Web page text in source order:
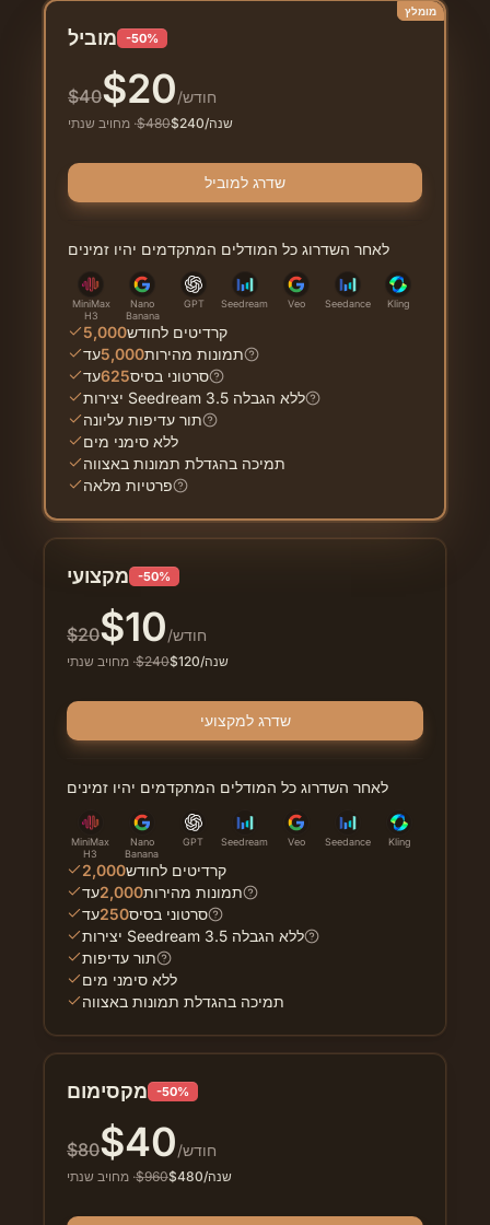
מקצועי -50%
$20$10 /חודש
מחויב שנתי ·$240$120 /שנה
שדרג למקצועי
לאחר השדרוג כל המודלים המתקדמים יהיו זמינים
MiniMax
H3
Nano
Banana
GPT Seedream Veo Seedance Kling
2,000קרדיטים לחודש
עד2,000תמונות מהירות
עד250סרטוני בסיס
יצירות Seedream 3.5 ללא הגבלה
תור עדיפות
ללא סימני מים
תמיכה בהגדלת תמונות באצווה
מומלץ
מוביל -50%
$40$20 /חודש
מחויב שנתי ·$480$240 /שנה
שדרג למוביל
לאחר השדרוג כל המודלים המתקדמים יהיו זמינים
MiniMax
H3
Nano
Banana
GPT Seedream Veo Seedance Kling
5,000קרדיטים לחודש
עד5,000תמונות מהירות
עד625סרטוני בסיס
יצירות Seedream 3.5 ללא הגבלה
תור עדיפות עליונה
ללא סימני מים
תמיכה בהגדלת תמונות באצווה
פרטיות מלאה
מקסימום -50%
$80$40 /חודש
מחויב שנתי ·$960$480 /שנה